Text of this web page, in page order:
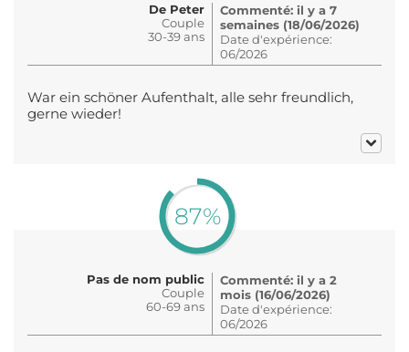
De Peter
Couple
30-39 ans
Commenté: il y a 7
semaines (18/06/2026)
Date d'expérience:
06/2026
War ein schöner Aufenthalt, alle sehr freundlich,
gerne wieder!
87%
Pas de nom public
Couple
60-69 ans
Commenté: il y a 2
mois (16/06/2026)
Date d'expérience:
06/2026